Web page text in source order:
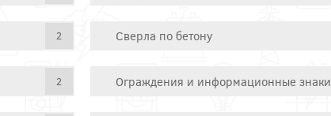
2 Сверла по бетону
2 Ограждения и информационные знаки